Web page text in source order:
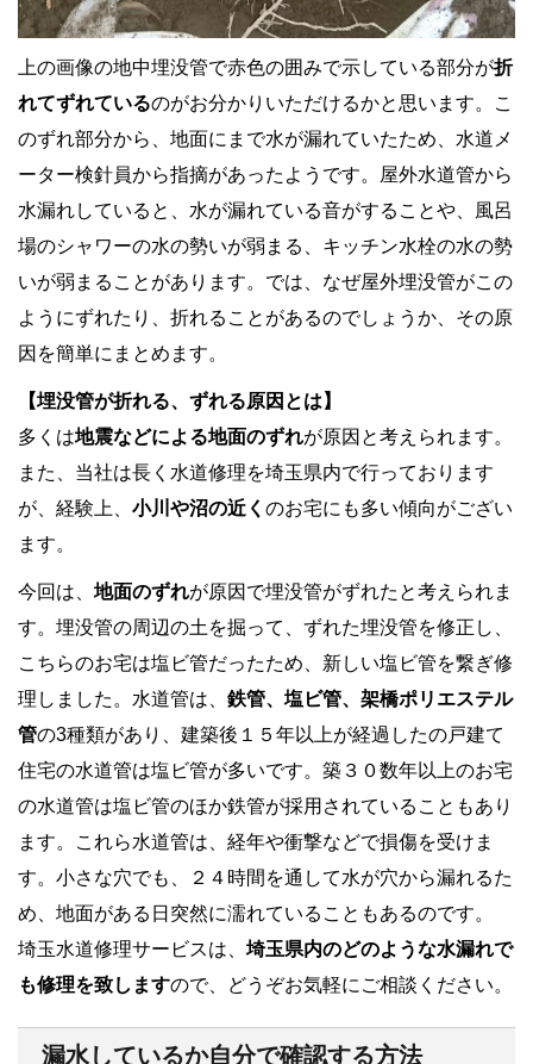
上の画像の地中埋没管で赤色の囲みで示している部分が折
れてずれているのがお分かりいただけるかと思います。こ
のずれ部分から、地面にまで水が漏れていたため、水道メ
ーター検針員から指摘があったようです。屋外水道管から
水漏れしていると、水が漏れている音がすることや、風呂
場のシャワーの水の勢いが弱まる、キッチン水栓の水の勢
いが弱まることがあります。では、なぜ屋外埋没管がこの
ようにずれたり、折れることがあるのでしょうか、その原
因を簡単にまとめます。
【埋没管が折れる、ずれる原因とは】
多くは地震などによる地面のずれが原因と考えられます。
また、当社は長く水道修理を埼玉県内で行っております
が、経験上、 小川や沼の近く のお宅にも多い傾向がござい
ます。
今回は、 地面のずれが原因で埋没管がずれたと考えられま
す。埋没管の周辺の土を掘って、ずれた埋没管を修正し、
こちらのお宅は塩ビ管だったため、新しい塩ビ管を繋ぎ修
理しました。水道管は、 鉄管、塩ビ管、架橋ポリエステル
管の3種類があり、建築後１５年以上が経過したの戸建て
住宅の水道管は塩ビ管が多いです。築３０数年以上のお宅
の水道管は塩ビ管のほか鉄管が採用されていることもあり
ます。これら水道管は、経年や衝撃などで損傷を受けま
す。小さな穴でも、２４時間を通して水が穴から漏れるた
め、地面がある日突然に濡れていることもあるのです。
埼玉水道修理サービスは、 埼玉県内のどのような水漏れで
も修理を致しますので、どうぞお気軽にご相談ください。
漏水しているか自分で確認する方法